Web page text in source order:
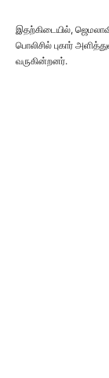
இதற்கிடையில்,
பொலிசில் புகார்
வருகின்றனர்.